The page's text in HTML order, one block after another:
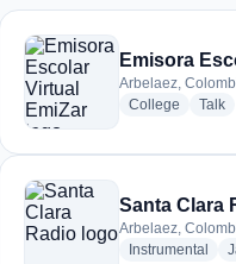
2 Radiosender aus Arbelaez
Emisora
Arbelaez,
College radioTalk
Santa Clara
Arbelaez,
Instrumental